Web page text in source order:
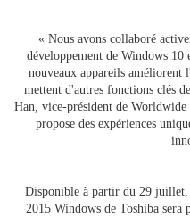
« Nous avons collaboré
développement de Windows 10
nouveaux appareils
mettent d'autres fonctions clés
Han, vice-président de
propose des expériences
Disponible à partir du 29 juillet,
2015 Windows de Toshiba